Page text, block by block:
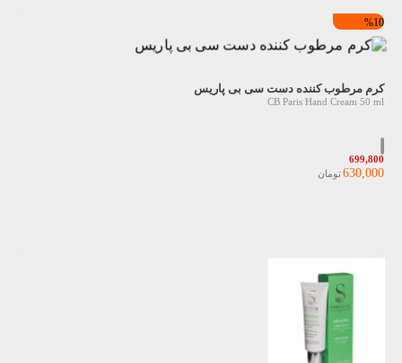
%10
کرم مرطوب کننده دست سی بی پاریس
CB Paris Hand Cream 50 ml
699,800
630,000تومان